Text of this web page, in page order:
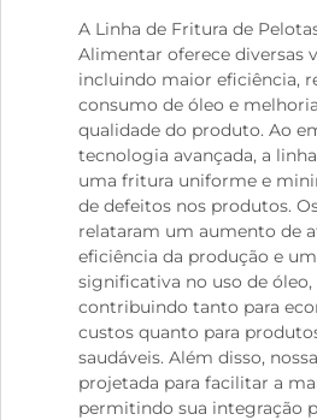
A Linha de Fritura de
Alimentar oferece diversas
incluindo maior eficiência,
consumo de óleo e
qualidade do produto. Ao
tecnologia avançada, a
uma fritura uniforme e
de defeitos nos produtos.
relataram um aumento de
eficiência da produção e
significativa no uso de óleo,
contribuindo tanto para
custos quanto para
saudáveis. Além disso,
projetada para facilitar a
permitindo sua integração